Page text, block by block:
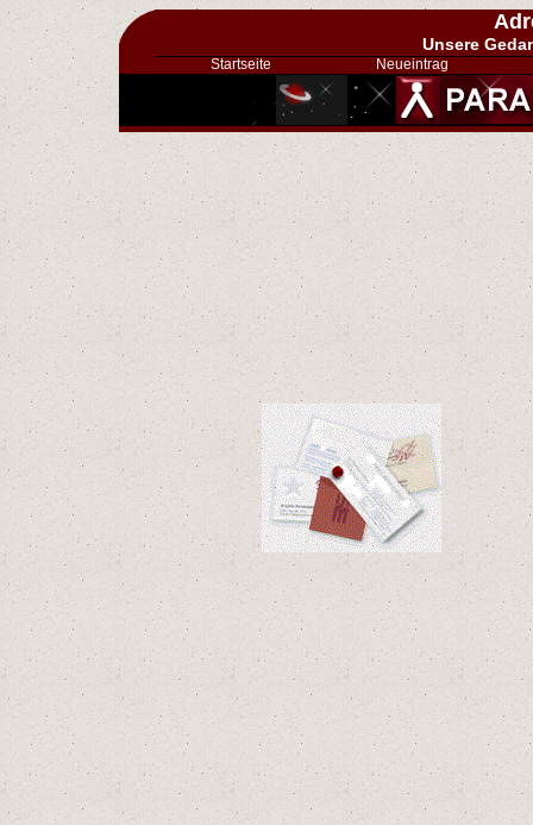
Unsere
Startseite Neueintrag